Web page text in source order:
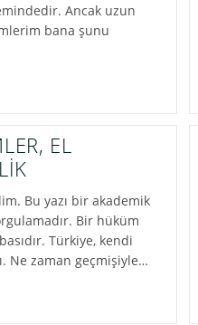
Ancak uzun
bana şunu
EL
Bu yazı bir akademik
Bir hüküm
Türkiye, kendi
Ne zaman geçmişiyle…